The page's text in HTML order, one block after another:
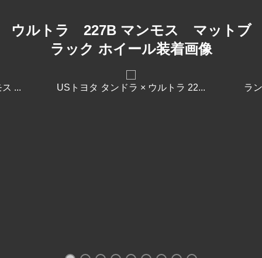
ウルトラ 227B マンモス マットブ
ラック ホイール装着画像
USトヨタ タンドラ × ウルトラ 22... ラ
...